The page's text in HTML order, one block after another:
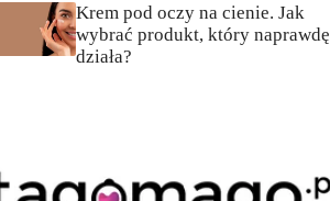
Krem pod oczy na cienie. Jak
wybrać produkt, który naprawdę
działa?